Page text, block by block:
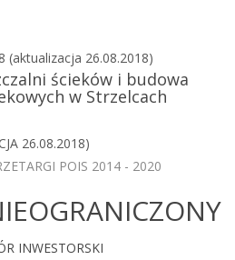
(aktualizacja 26.08.2018)
ścieków i budowa
w Strzelcach
26.08.2018)
POIS 2014 - 2020
INWESTORSKI